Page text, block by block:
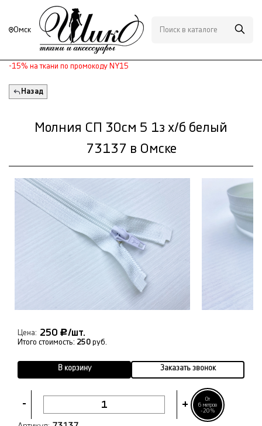
Омск
-15% на ткани по промокоду NY15
Назад
Молния СП 30см 5 1з х/б белый
73137 в Омске
- +
От
6 метров
-20%
Цена: 250 Р/шт.
Итого стоимость: 250 руб.
В корзину Заказать звонок